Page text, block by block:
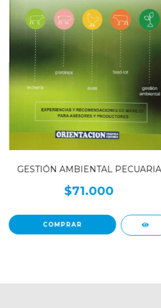
GESTIÓN AMBIENTAL PECUARIA
$71.000